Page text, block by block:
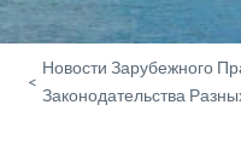
<
Новости Зарубежного
Законодательства